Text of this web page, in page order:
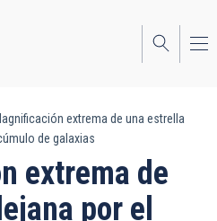
extrema de una estrella
de galaxias
extrema de
por el